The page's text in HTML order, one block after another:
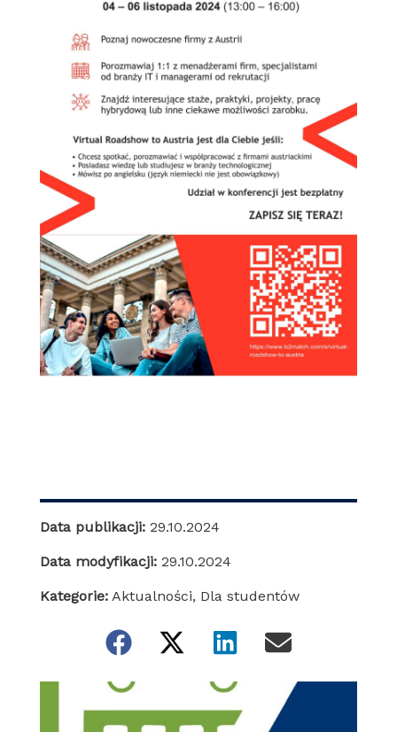
Data publikacji: 29.10.2024
Data modyfikacji: 29.10.2024
Kategorie: Aktualności, Dla studentów